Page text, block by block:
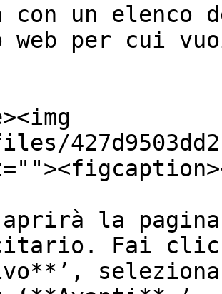
con un
per cui
aprirà la
Fai clic